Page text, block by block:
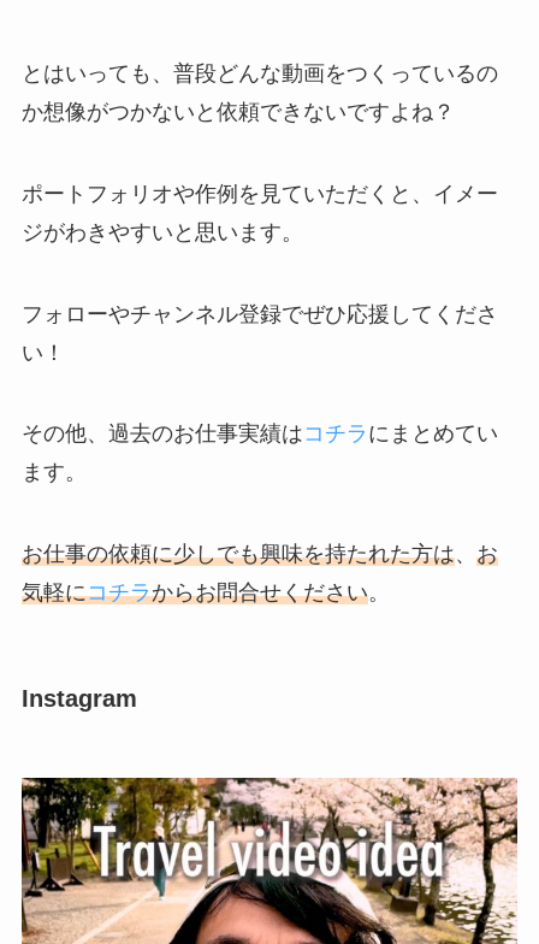
とはいっても、普段どんな動画をつくっているの
か想像がつかないと依頼できないですよね？
ポートフォリオや作例を見ていただくと、イメー
ジがわきやすいと思います。
フォローやチャンネル登録でぜひ応援してくださ
い！
その他、過去のお仕事実績はコチラ にまとめてい
ます。
お仕事の依頼に少しでも興味を持たれた方は、 お
気軽にコチラからお問合せください。
Instagram